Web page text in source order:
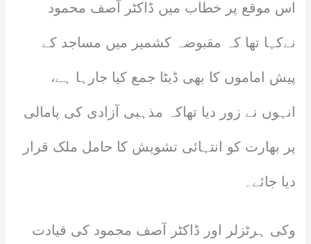
اس موقع پر خطاب میں ڈاکٹر آصف محمود
نےکہا تھا کہ مقبوضہ کشمیر میں مساجد کے
پیش اماموں کا بھی ڈیٹا جمع کیا جارہا ہے،
انہوں نے زور دیا تھاکہ مذہبی آزادی کی پامالی
پر بھارت کو انتہائی تشویش کا حامل ملک قرار
دیا جائے۔
وکی ہرٹزلر اور ڈاکٹر آصف محمود کی قیادت